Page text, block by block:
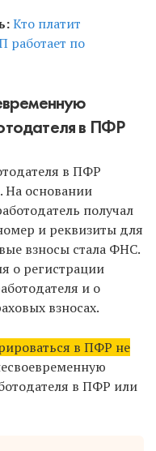
Кто платит
работает по
в ПФР
в ПФР
На основании
получал
и реквизиты для
взносы стала ФНС.
о регистрации
и о
взносах.
в ПФР не
в ПФР или